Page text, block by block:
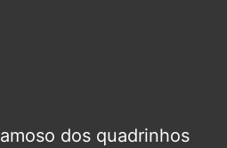
dos quadrinhos